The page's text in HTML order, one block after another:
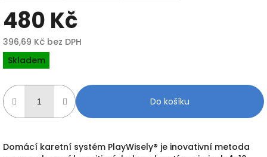
480 Kč
396,69 Kč bez DPH
Měrná
cena:
Skladem
Do košíku
Domácí karetní systém PlayWisely® je inovativní metoda